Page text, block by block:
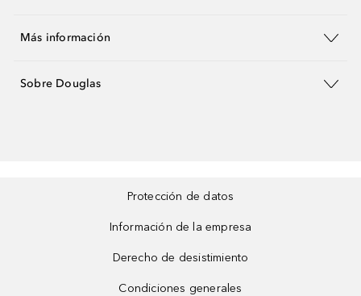
Más información
Sobre Douglas
Protección de datos
Información de la empresa
Derecho de desistimiento
Condiciones generales